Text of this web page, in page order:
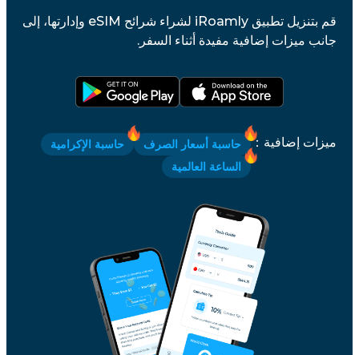
قم بتنزيل تطبيق iRoamly لشراء شرائح eSIM وإدارتها، إلى
جانب ميزات إضافية مفيدة أثناء السفر.
ميزات إضافية ： حاسبة أسعار الصرف
حاسبة الإكرامية
الساعة العالمية